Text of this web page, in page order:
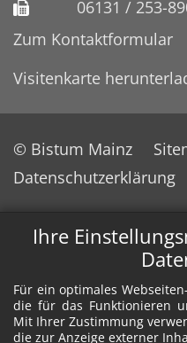
Ihre
Für ein optimales
die für das Funktionieren
Mit Ihrer Zustimmung
die zur Anzeige externer
06131 / 253-
Zum Kontaktformular
Visitenkarte
© Bistum Mainz
Datenschutzerklärung